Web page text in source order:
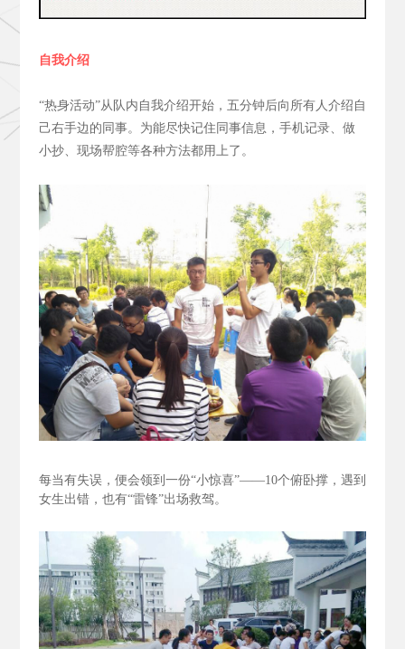
自我介绍
“热身活动”从队内自我介绍开始，五分钟后向所有人介绍自
己右手边的同事。为能尽快记住同事信息，手机记录、做
小抄、现场帮腔等各种方法都用上了。
每当有失误，便会领到一份“小惊喜”——10个俯卧撑，遇到
女生出错，也有“雷锋”出场救驾。